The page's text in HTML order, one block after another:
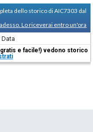
dello storico di AIC7303 dal
Lo riceverai entro un'ora
e facile!) vedono storico